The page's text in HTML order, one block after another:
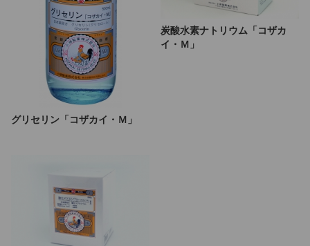
グリセリン「コザカイ・Ｍ」
炭酸水素ナトリウム「コザカ
イ・Ｍ」